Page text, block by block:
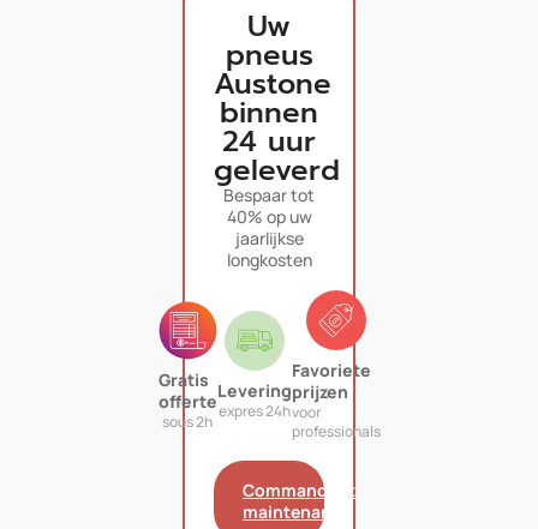
Uw
pneus
Austone
binnen
24 uur
geleverd
Bespaar tot
40% op uw
jaarlijkse
longkosten
Gratis
offerte
sous 2h
Levering
expres 24h
Favoriete
prijzen
voor
professionals
Commandant
maintenant